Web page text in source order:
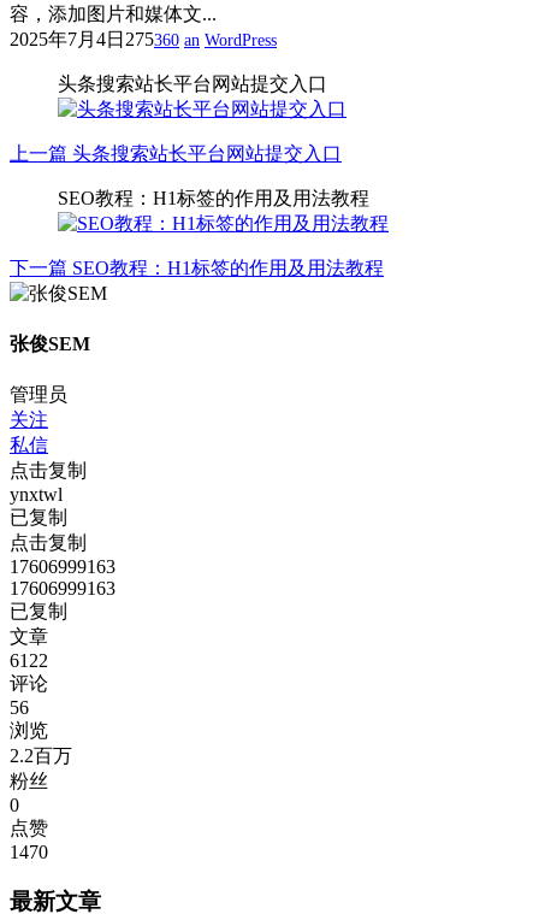
容，添加图片和媒体文...
2025年7月4日 275360 an WordPress
头条搜索站长平台网站提交入口
上一篇 头条搜索站长平台网站提交入口
SEO教程：H1标签的作用及用法教程
下一篇 SEO教程：H1标签的作用及用法教程
张俊SEM
管理员
关注
私信
点击复制
ynxtwl
已复制
点击复制
17606999163
17606999163
已复制
文章
6122
评论
56
浏览
2.2百万
粉丝
0
点赞
1470
最新文章